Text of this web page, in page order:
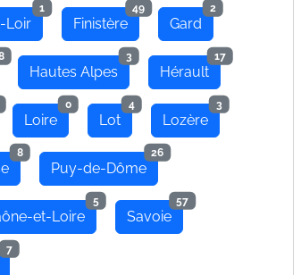
Loir
1
Finistère
49
Gard
2
Hautes Alpes
3
Hérault
17
Loire
0
Lot
4
Lozère
3
8
Puy-de-Dôme
26
et-Loire
5
Savoie
57
7